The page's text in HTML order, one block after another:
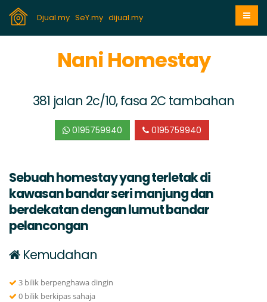
Djual.my SeY.my dijual.my
Nani Homestay
381 jalan 2c/10, fasa 2C tambahan
0195759940 0195759940
Sebuah homestay yang terletak di
kawasan bandar seri manjung dan
berdekatan dengan lumut bandar
pelancongan
Kemudahan
3 bilik berpenghawa dingin
0 bilik berkipas sahaja